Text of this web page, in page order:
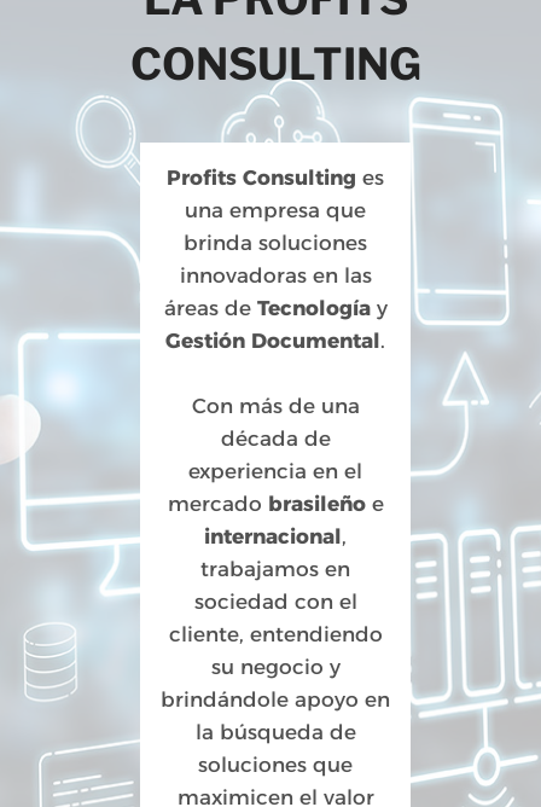
CONSULTING
Profits Consulting es
una empresa que
brinda soluciones
innovadoras en las
áreas de Tecnologíay
Gestión Documental.
Con más de una
década de
experiencia en el
mercado brasileñoe
internacional,
trabajamos en
sociedad con el
cliente, entendiendo
su negocio y
brindándole apoyo en
la búsqueda de
soluciones que
maximicen el valor